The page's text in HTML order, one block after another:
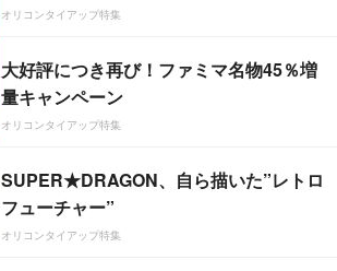
オリコンタイアップ特集
大好評につき再び！ファミマ名物45％増
量キャンペーン
オリコンタイアップ特集
SUPER★DRAGON、自ら描いた”レトロ
フューチャー”
オリコンタイアップ特集